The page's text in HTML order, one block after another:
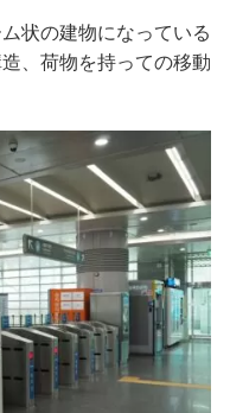
状の建物になっている
、荷物を持っての移動